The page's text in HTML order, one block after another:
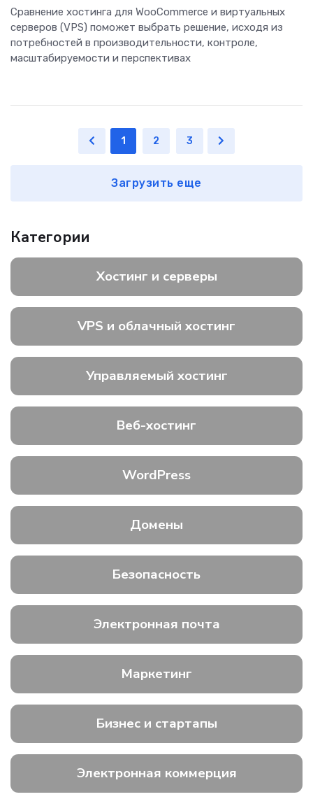
Сравнение хостинга для WooCommerce и виртуальных
серверов (VPS) поможет выбрать решение, исходя из
потребностей в производительности, контроле,
масштабируемости и перспективах
1 2 3
Загрузить еще
Категории
Хостинг и серверы
VPS и облачный хостинг
Управляемый хостинг
Веб-хостинг
WordPress
Домены
Безопасность
Электронная почта
Маркетинг
Бизнес и стартапы
Электронная коммерция